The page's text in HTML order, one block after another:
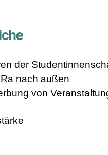
der
nach außen
von